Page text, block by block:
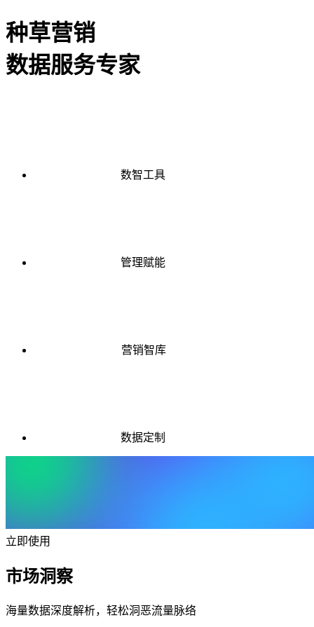
种草营销
数据服务专家
数智工具
管理赋能
营销智库
数据定制
立即使用
市场洞察
海量数据深度解析，轻松洞恶流量脉络